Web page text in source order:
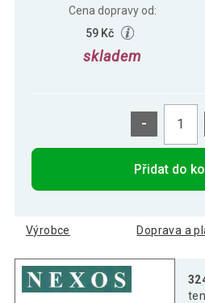
Cena dopravy od:
59 Kč
skladem
-
Přidat do
Výrobce Doprava a